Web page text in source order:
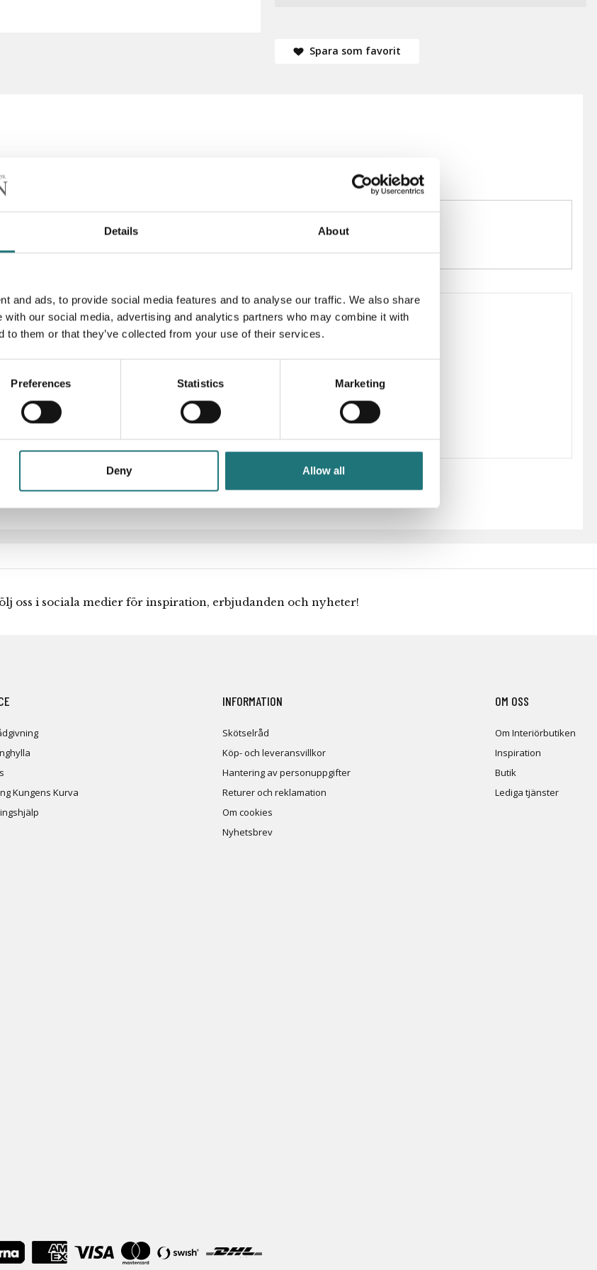
Details About
and ads, to provide social media features and to analyse our traffic. We also share
with our social media, advertising and analytics partners who may combine it with
to them or that they’ve collected from your use of their services.
Preferences Statistics Marketing
Deny Allow all
Spara som favorit
med
som
skenor för
du varmt
Designer
Peter Lassen
oss i sociala medier för inspiration, erbjudanden och nyheter!
Kungens Kurva
INFORMATION
Skötselråd
Köp- och leveransvillkor
Hantering av personuppgifter
Returer och reklamation
Om cookies
Nyhetsbrev
OM OSS
Om Interiörbutiken
Inspiration
Butik
Lediga tjänster